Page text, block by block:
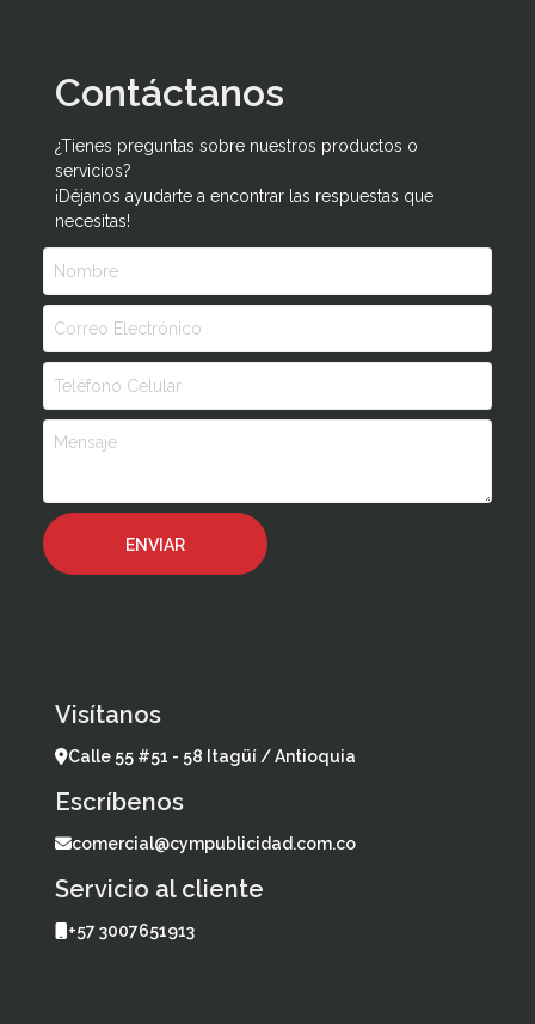
Contáctanos
¿Tienes preguntas sobre nuestros productos o
servicios?
¡Déjanos ayudarte a encontrar las respuestas que
necesitas!
Visítanos
Calle 55 #51 - 58 Itagüí / Antioquia
Escríbenos
comercial@cympublicidad.com.co
Servicio al cliente
+57 3007651913